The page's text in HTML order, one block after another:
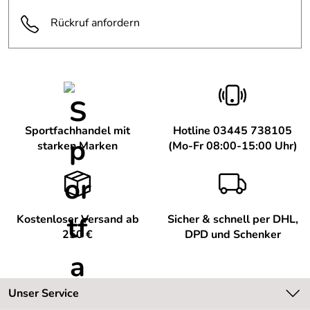
Rückruf anfordern
Sportfachhandel mit
starken Marken
Hotline 03445 738105
(Mo-Fr 08:00-15:00 Uhr)
Kostenloser Versand ab
250 €
Sicher & schnell per DHL,
DPD und Schenker
Unser Service